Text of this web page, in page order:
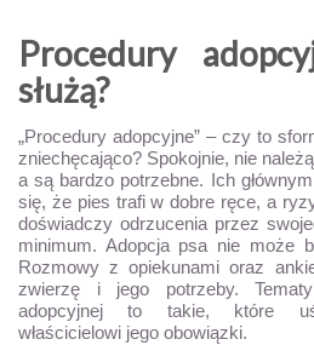
Procedury
służą?
„Procedury adopcyjne” – czy to
zniechęcająco? Spokojnie, nie
a są bardzo potrzebne. Ich
się, że pies trafi w dobre ręce, a
doświadczy odrzucenia przez
minimum. Adopcja psa nie może
Rozmowy z opiekunami oraz
zwierzę i jego potrzeby.
adopcyjnej to takie, które
właścicielowi jego obowiązki.